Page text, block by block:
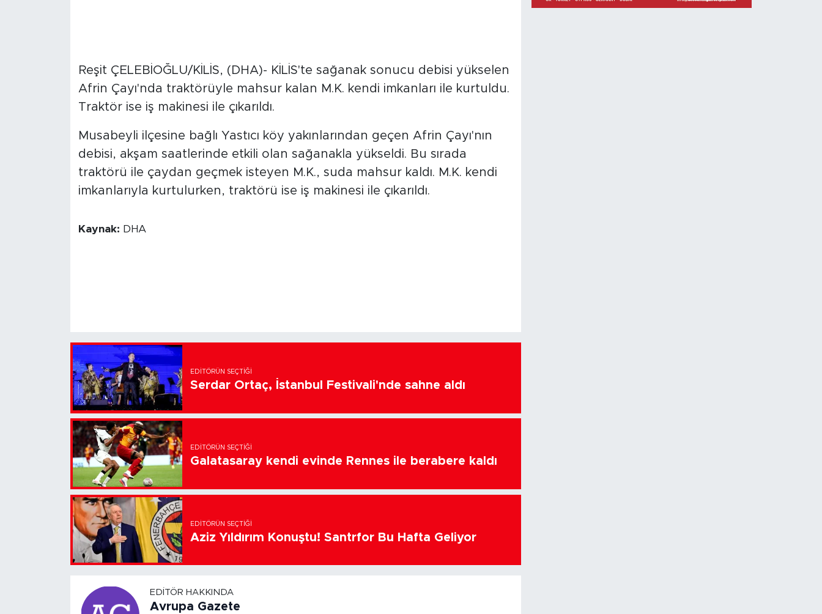
Reşit ÇELEBİOĞLU/KİLİS, (DHA)- KİLİS'te sağanak sonucu debisi yükselen
Afrin Çayı'nda traktörüyle mahsur kalan M.K. kendi imkanları ile kurtuldu.
Traktör ise iş makinesi ile çıkarıldı.
Musabeyli ilçesine bağlı Yastıcı köy yakınlarından geçen Afrin Çayı'nın
debisi, akşam saatlerinde etkili olan sağanakla yükseldi. Bu sırada
traktörü ile çaydan geçmek isteyen M.K., suda mahsur kaldı. M.K. kendi
imkanlarıyla kurtulurken, traktörü ise iş makinesi ile çıkarıldı.
Kaynak: DHA
EDITÖRÜN SEÇTIĞI
Serdar Ortaç, İstanbul Festivali'nde sahne aldı
EDITÖRÜN SEÇTIĞI
Galatasaray kendi evinde Rennes ile berabere kaldı
EDITÖRÜN SEÇTIĞI
Aziz Yıldırım Konuştu! Santrfor Bu Hafta Geliyor
EDITÖR HAKKINDA
Avrupa Gazete